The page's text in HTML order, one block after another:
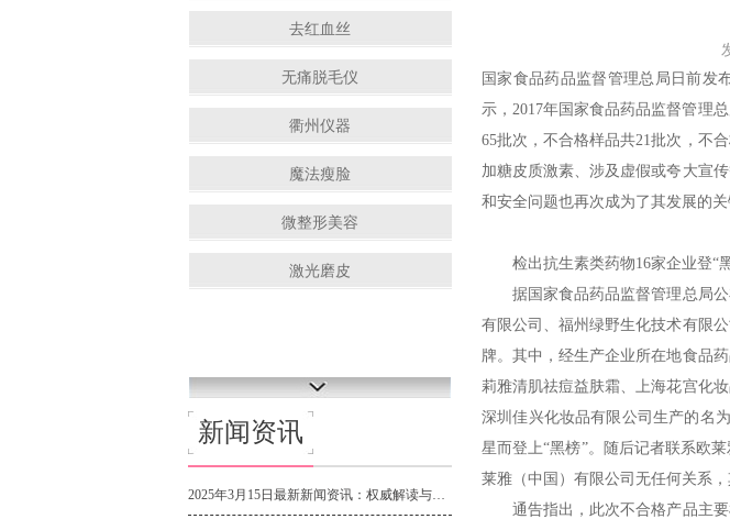
去红血丝
无痛脱毛仪
衢州仪器
魔法瘦脸
微整形美容
激光磨皮
新闻资讯
2025年3月15日最新新闻资讯：权威解读与前瞻分析！
国家食品药品监督管理总局日前发
示，2017年国家食品药品监督管理
65批次，不合格样品共21批次，不
加糖皮质激素、涉及虚假或夸大宣
和安全问题也再次成为了其发展的关
检出抗生素类药物16家企业登“
据国家食品药品监督管理总局公
有限公司、福州绿野生化技术有限
牌。其中，经生产企业所在地食品
莉雅清肌祛痘益肤霜、上海花宫化
深圳佳兴化妆品有限公司生产的名
星而登上“黑榜”。随后记者联系欧
莱雅（中国）有限公司无任何关系
通告指出，此次不合格产品主要